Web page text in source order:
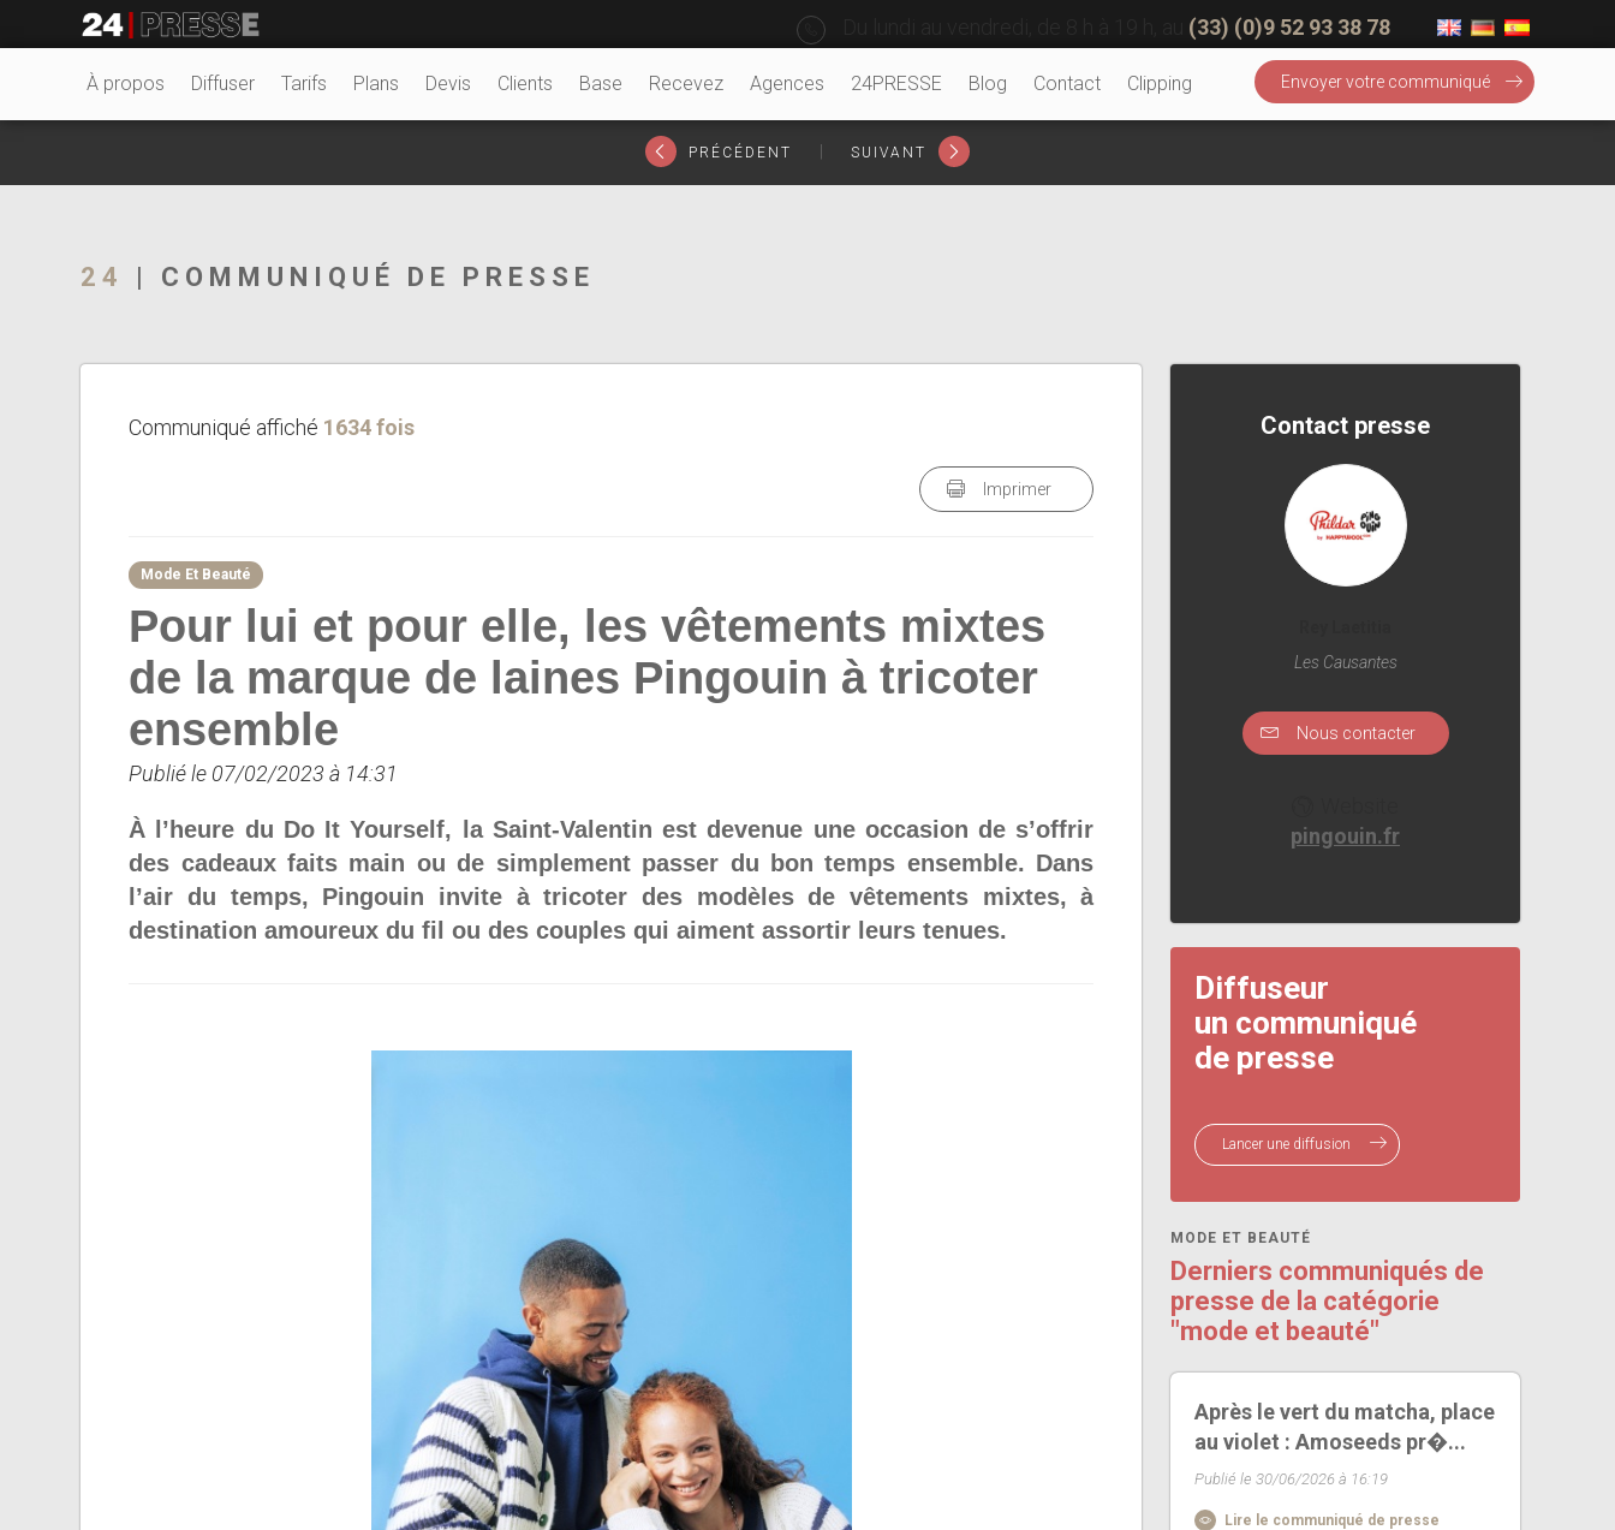
24Presse -
(33) (0)9 52 93 38 78
À propos Diffuser Tarifs Plans Devis Clients Base Recevez Agences 24PRESSE Blog Contact Clipping Envoyer votre communiqué
PRÉCÉDENT SUIVANT
24 | COMMUNIQUÉ DE PRESSE
Communiqué affiché 1634 fois
Imprimer
Mode Et Beauté
Pour lui et pour elle, les vêtements mixtes
de la marque de laines Pingouin à tricoter
ensemble
Publié le 07/02/2023 à 14:31
À l’heure du Do It Yourself, la Saint-Valentin est devenue une occasion de s’offrir
des cadeaux faits main ou de simplement passer du bon temps ensemble. Dans
l’air du temps, Pingouin invite à tricoter des modèles de vêtements mixtes, à
destination amoureux du fil ou des couples qui aiment assortir leurs tenues.
Contact presse
Les Causantes
Nous contacter
pingouin.fr
Diffuseur
un communiqué
de presse
Lancer une diffusion
MODE ET BEAUTÉ
Derniers communiqués de
presse de la catégorie
"mode et beauté"
Après le vert du matcha, place
au violet : Amoseeds pr�...
Publié le 30/06/2026 à 16:19
Lire le communiqué de presse